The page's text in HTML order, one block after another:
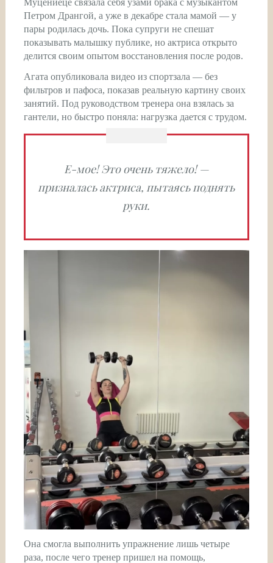
Петром Дрангой, а уже в декабре стала мамой — у
пары родилась дочь. Пока супруги не спешат
показывать малышку публике, но актриса открыто
делится своим опытом восстановления после родов.
Агата опубликовала видео из спортзала — без
фильтров и пафоса, показав реальную картину своих
занятий. Под руководством тренера она взялась за
гантели, но быстро поняла: нагрузка дается с трудом.
Е-мое! Это очень тяжело! —
призналась актриса, пытаясь поднять
руки.
Она смогла выполнить упражнение лишь четыре
раза, после чего тренер пришел на помощь,